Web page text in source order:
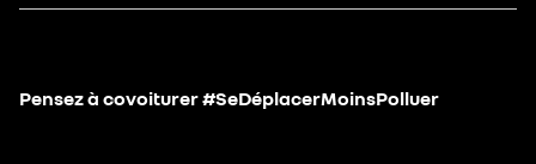
Pensez à covoiturer #SeDéplacerMoinsPolluer